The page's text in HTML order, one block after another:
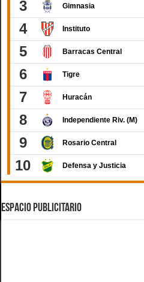
ESPACIO PUBLICITARIO